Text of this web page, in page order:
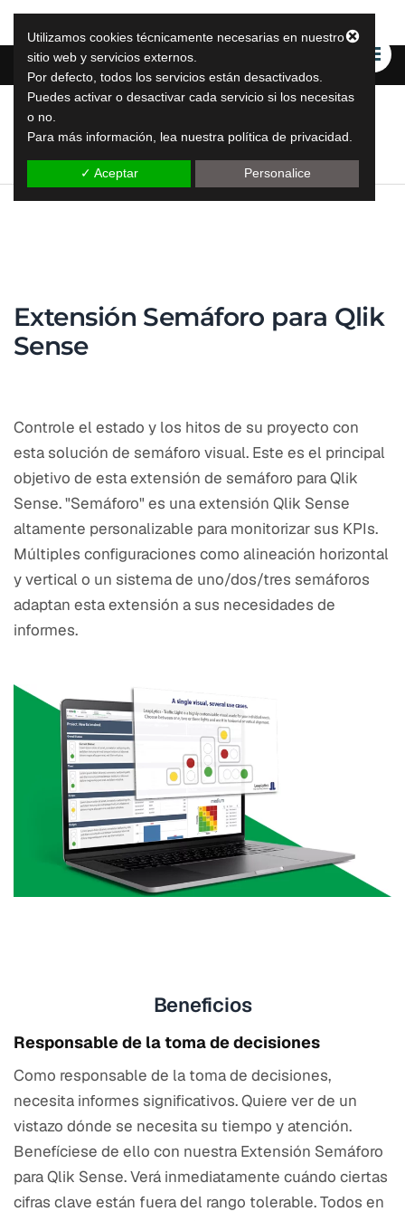
soluciones de informes leap
Extensión Semáforo para Qlik
Sense
Controle el estado y los hitos de su proyecto con
esta solución de semáforo visual. Este es el principal
objetivo de esta extensión de semáforo para Qlik
Sense. "Semáforo" es una extensión Qlik Sense
altamente personalizable para monitorizar sus KPIs.
Múltiples configuraciones como alineación horizontal
y vertical o un sistema de uno/dos/tres semáforos
adaptan esta extensión a sus necesidades de
informes.
Beneficios
Responsable de la toma de decisiones
Como responsable de la toma de decisiones,
necesita informes significativos. Quiere ver de un
vistazo dónde se necesita su tiempo y atención.
Benefíciese de ello con nuestra Extensión Semáforo
para Qlik Sense. Verá inmediatamente cuándo ciertas
cifras clave están fuera del rango tolerable. Todos en
Utilizamos cookies técnicamente necesarias en nuestro
sitio web y servicios externos.
Por defecto, todos los servicios están desactivados.
Puedes activar o desactivar cada servicio si los necesitas
o no.
Para más información, lea nuestra política de privacidad.
✓ Aceptar Personalice